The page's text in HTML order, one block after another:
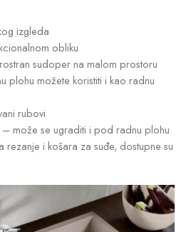
izgleda
obliku
sudoper na malom prostoru
plohu možete koristiti i kao radnu
rubovi
– može se ugraditi i pod radnu plohu
rezanje i košara za suđe, dostupne su